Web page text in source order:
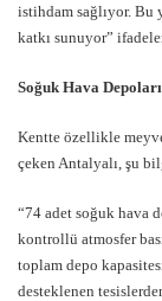
istihdam sağlıyor. Bu
katkı sunuyor”
Soğuk Hava
Kentte özellikle
çeken Antalyalı, şu
“74 adet soğuk hava
kontrollü atmosfer
toplam depo
desteklenen